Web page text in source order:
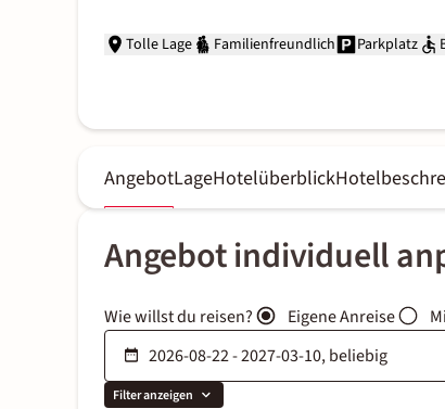
Tolle Lage Familienfreundlich Parkplatz
AngebotLageHotelüberblick
Angebot individuell
Wie willst du reisen? Eigene Anreise
Filter anzeigen